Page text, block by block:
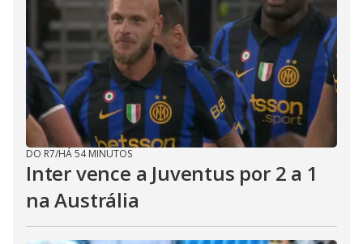
DO R7/HÁ 54 MINUTOS
Inter vence a Juventus por 2 a 1
na Austrália